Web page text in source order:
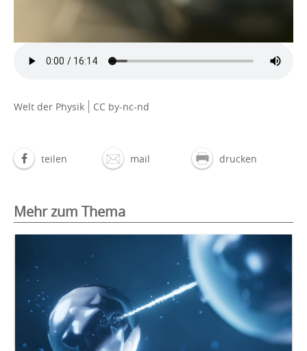
Welt der Physik CC by-nc-nd
teilen mail drucken
Mehr zum Thema